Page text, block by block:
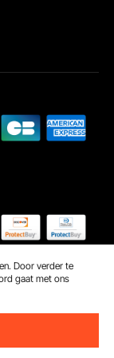
dit moment niet
Door verder te
gaat met ons